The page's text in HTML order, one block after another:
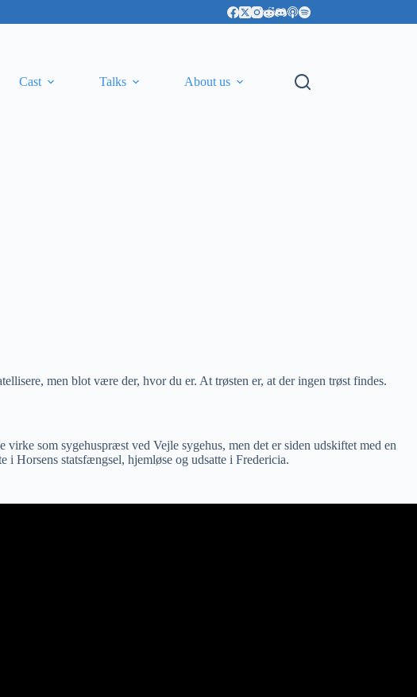
Cast Talks About us
men blot være der, hvor du er. At trøsten er, at der ingen trøst findes.
som sygehuspræst ved Vejle sygehus, men det er siden udskiftet med en
i Horsens statsfængsel, hjemløse og udsatte i Fredericia.